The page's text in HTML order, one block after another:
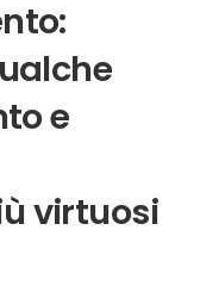
e
virtuosi